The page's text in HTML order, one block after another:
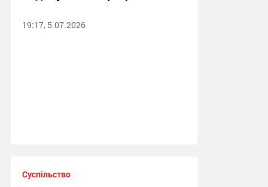
19:17, 5.07.2026
Суспільство